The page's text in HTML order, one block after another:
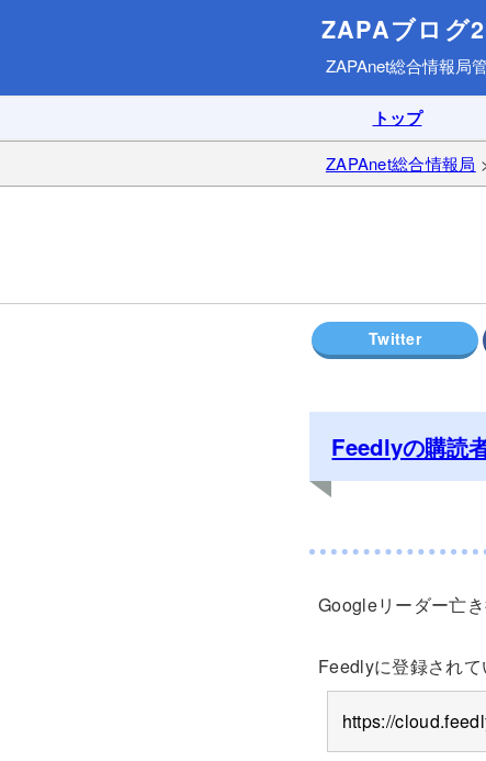
ZAPAブログ
ZAPAnet総合情報局
トップ
ZAPAnet総合情報局
Feedlyの購読
Googleリーダー亡
Feedlyに登録されて
https://